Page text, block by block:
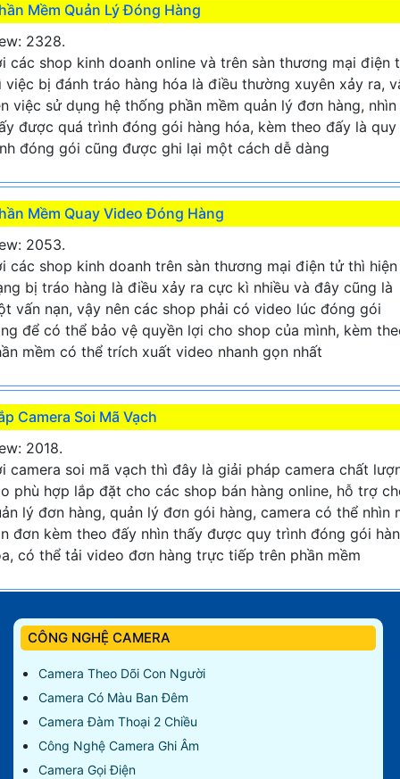
Mềm Quản Lý Đóng Hàng
2328.
các shop kinh doanh online và trên sàn thương mại điện
việc bị đánh tráo hàng hóa là điều thường xuyên xảy ra,
việc sử dụng hệ thống phần mềm quản lý đơn hàng, nhìn
được quá trình đóng gói hàng hóa, kèm theo đấy là quy
đóng gói cũng được ghi lại một cách dễ dàng
Mềm Quay Video Đóng Hàng
2053.
các shop kinh doanh trên sàn thương mại điện tử thì hiện
bị tráo hàng là điều xảy ra cực kì nhiều và đây cũng là
vấn nạn, vậy nên các shop phải có video lúc đóng gói
để có thể bảo vệ quyền lợi cho shop của mình, kèm
mềm có thể trích xuất video nhanh gọn nhất
Camera Soi Mã Vạch
2018.
camera soi mã vạch thì đây là giải pháp camera chất
phù hợp lắp đặt cho các shop bán hàng online, hỗ trợ
lý đơn hàng, quản lý đơn gói hàng, camera có thể nhìn
đơn kèm theo đấy nhìn thấy được quy trình đóng gói
có thể tải video đơn hàng trực tiếp trên phần mềm
CÔNG NGHỆ CAMERA
Camera Theo Dõi Con Người
Camera Có Màu Ban Đêm
Camera Đàm Thoại 2 Chiều
Công Nghệ Camera Ghi Âm
Camera Gọi Điện